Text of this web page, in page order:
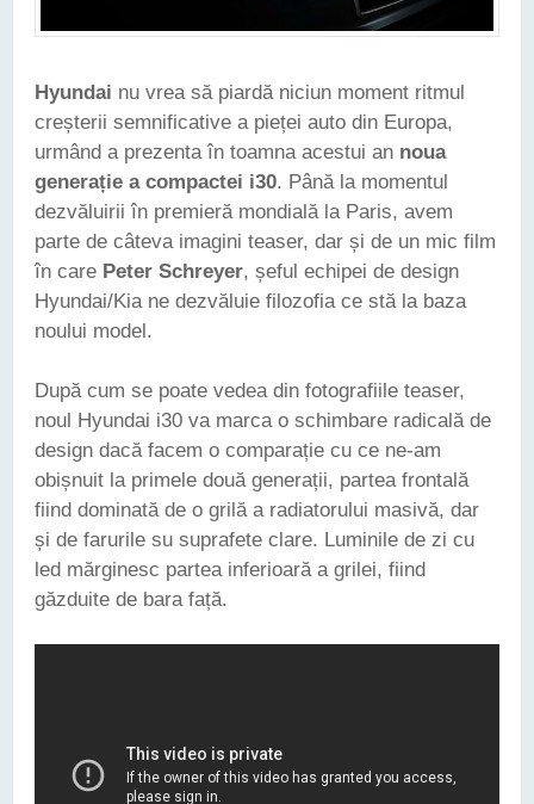
Hyundai nu vrea să piardă niciun moment ritmul
creșterii semnificative a pieței auto din Europa,
urmând a prezenta în toamna acestui an noua
generație a compactei i30. Până la momentul
dezvăluirii în premieră mondială la Paris, avem
parte de câteva imagini teaser, dar și de un mic film
în care Peter Schreyer, șeful echipei de design
Hyundai/Kia ne dezvăluie filozofia ce stă la baza
noului model.
După cum se poate vedea din fotografiile teaser,
noul Hyundai i30 va marca o schimbare radicală de
design dacă facem o comparație cu ce ne-am
obișnuit la primele două generații, partea frontală
fiind dominată de o grilă a radiatorului masivă, dar
și de farurile su suprafete clare. Luminile de zi cu
led mărginesc partea inferioară a grilei, fiind
găzduite de bara față.